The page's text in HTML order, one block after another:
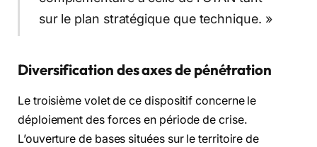
sur le plan stratégique que technique. »
Diversification des axes de pénétration
Le troisième volet de ce dispositif concerne le
déploiement des forces en période de crise.
L’ouverture de bases situées sur le territoire de